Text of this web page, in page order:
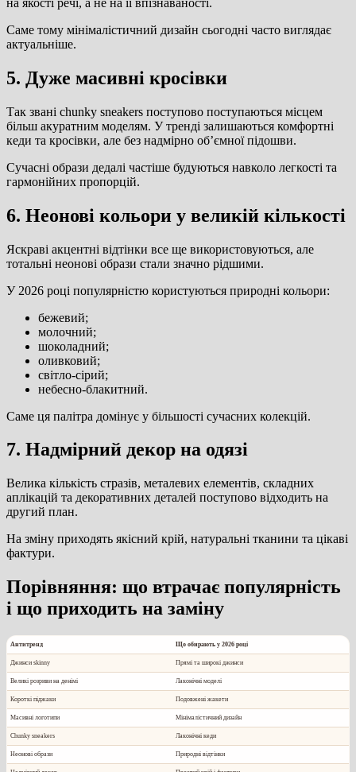
Саме тому мінімалістичний дизайн сьогодні часто виглядає
актуальніше.
5. Дуже масивні кросівки
Так звані chunky sneakers поступово поступаються місцем
більш акуратним моделям. У тренді залишаються комфортні
кеди та кросівки, але без надмірно об’ємної підошви.
Сучасні образи дедалі частіше будуються навколо легкості та
гармонійних пропорцій.
6. Неонові кольори у великій кількості
Яскраві акцентні відтінки все ще використовуються, але
тотальні неонові образи стали значно рідшими.
У 2026 році популярністю користуються природні кольори:
бежевий;
молочний;
шоколадний;
оливковий;
світло-сірий;
небесно-блакитний.
Саме ця палітра домінує у більшості сучасних колекцій.
7. Надмірний декор на одязі
Велика кількість стразів, металевих елементів, складних
аплікацій та декоративних деталей поступово відходить на
другий план.
На зміну приходять якісний крій, натуральні тканини та цікаві
фактури.
Порівняння: що втрачає популярність
і що приходить на заміну
Антитренд Що обирають у 2026 році
Джинси skinny Прямі та широкі джинси
Великі розриви на денімі Лаконічні моделі
Короткі піджаки Подовжені жакети
Масивні логотипи Мінімалістичний дизайн
Chunky sneakers Лаконічні кеди
Неонові образи Природні відтінки